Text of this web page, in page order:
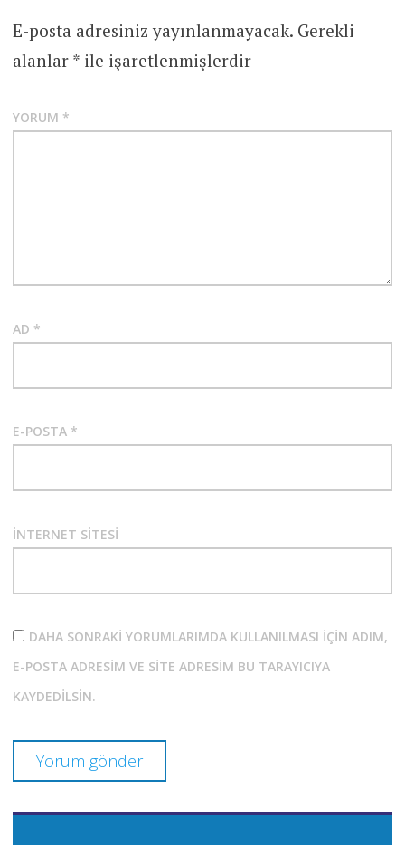
E-posta adresiniz yayınlanmayacak. Gerekli
alanlar *ile işaretlenmişlerdir
YORUM *
AD *
E-POSTA *
İNTERNET SITESI
DAHA SONRAKI YORUMLARIMDA KULLANILMASI IÇIN ADIM,
E-POSTA ADRESIM VE SITE ADRESIM BU TARAYICIYA
KAYDEDILSIN.